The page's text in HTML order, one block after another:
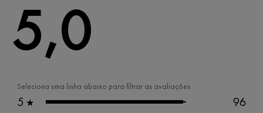
Seleciona uma linha abaixo para filtrar as avaliações
5 ★
96
5,0